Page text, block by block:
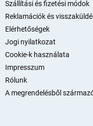
Szállítási és fizetési módok
Reklamációk és
Elérhetőségek
Jogi nyilatkozat
Cookie-k használata
Impresszum
Rólunk
A megrendelésből